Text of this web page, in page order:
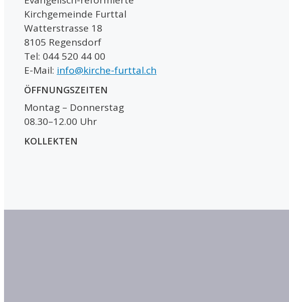
Kirchgemeinde Furttal
Watterstrasse 18
8105 Regensdorf
Tel: 044 520 44 00
E-Mail: info@kirche-furttal.ch
ÖFFNUNGSZEITEN
Montag – Donnerstag
08.30–12.00 Uhr
KOLLEKTEN